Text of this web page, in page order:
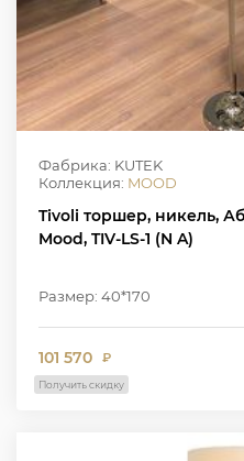
Фабрика: KUTEK
Коллекция: MOOD
Tivoli торшер, никель,
Mood, TIV-LS-1 (N A)
Размер: 40*170
101 570 ₽
Получить скидку